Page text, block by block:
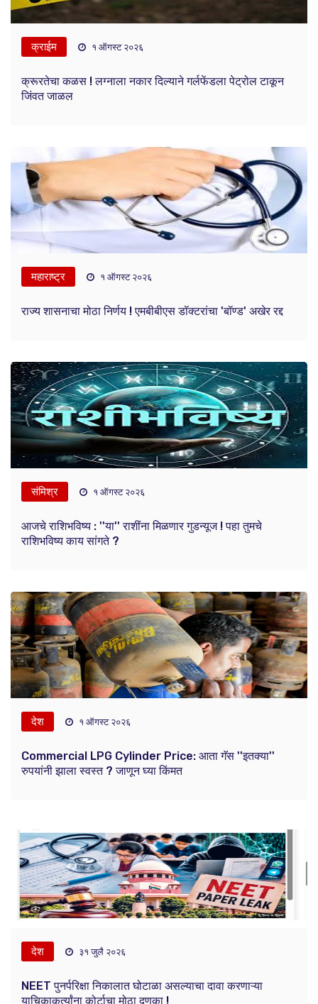
क्राईम १ ऑगस्ट २०२६
क्रूरतेचा कळस ! लग्नाला नकार दिल्याने गर्लफेंडला पेट्रोल टाकून
जिंवत जाळल
महाराष्ट्र १ ऑगस्ट २०२६
राज्य शासनाचा मोठा निर्णय ! एमबीबीएस डॉक्टरांचा 'बॉण्ड' अखेर रद्द
संमिश्र १ ऑगस्ट २०२६
आजचे राशिभविष्य : ''या'' राशींना मिळणार गुडन्यूज ! पहा तुमचे
राशिभविष्य काय सांगते ?
देश १ ऑगस्ट २०२६
Commercial LPG Cylinder Price: आता गॅस ''इतक्या''
रुपयांनी झाला स्वस्त ? जाणून घ्या किंमत
देश ३१ जुलै २०२६
NEET पुनर्परिक्षा निकालात घोटाळा असल्याचा दावा करणाऱ्या
याचिकाकर्त्यांना कोर्टाचा मोठा दणका !